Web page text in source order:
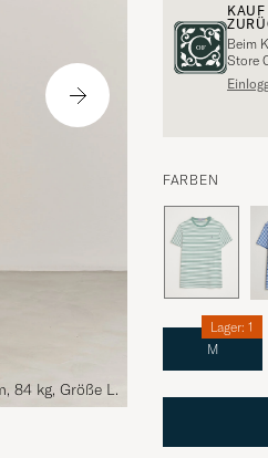
84 kg, Größe L.
Beim
Store
FARBEN
M
Lager: 1